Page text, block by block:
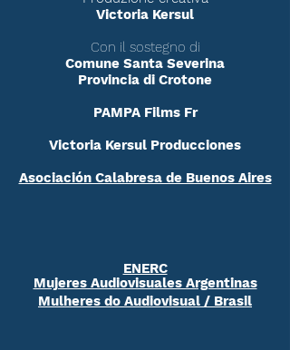
Victoria Kersul
Con il sostegno di
Comune Santa Severina
Provincia di Crotone
PAMPA Films Fr
Victoria Kersul Producciones
Asociación Calabresa de Buenos Aires
ENERC
Mulheres do Audiovisual / Brasil
Mujeres Audiovisuales Argentinas